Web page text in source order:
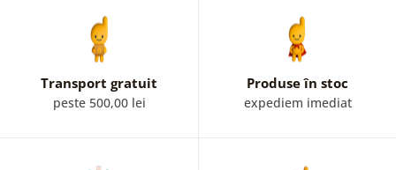
Transport gratuit
peste 500,00 lei
Produse în stoc
expediem imediat